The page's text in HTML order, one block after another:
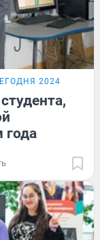
2024
года